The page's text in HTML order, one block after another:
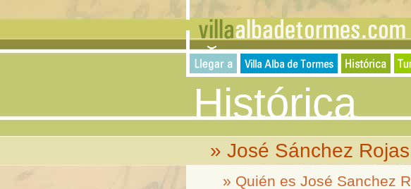
Histórica
» José Sánchez Rojas
» Quién es José Sanchez